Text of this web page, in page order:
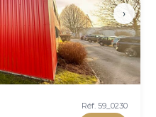
›
Réf. 59_0230